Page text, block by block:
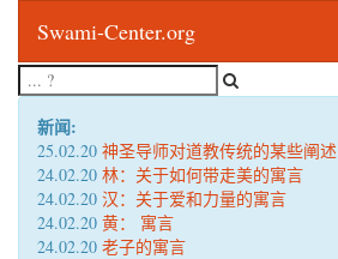
Swami-Center.org
新闻:
25.02.20 神圣导师对道教传统的某些阐述
24.02.20 林：关于如何带走美的寓言
24.02.20 汉：关于爱和力量的寓言
24.02.20 黄： 寓言
24.02.20 老子的寓言